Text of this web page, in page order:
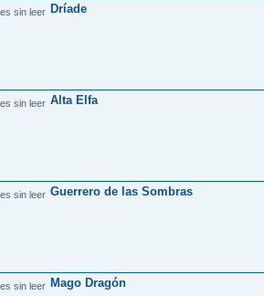
Dríade
Alta Elfa
Guerrero de las Sombras
Mago Dragón